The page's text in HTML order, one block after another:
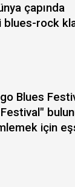
çapında
blues-rock
Blues
için